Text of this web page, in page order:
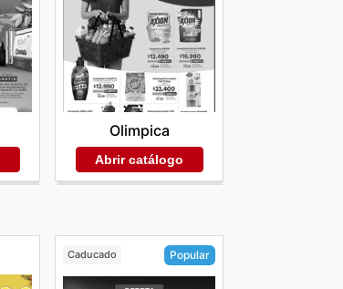
Olimpica
Abrir catálogo
Caducado Popular